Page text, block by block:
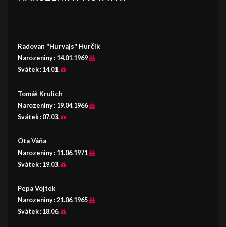
Radovan "Hurvajs" Hurčík
Narozeniny : 14.01.1969
Svátek : 14.01.
Tomáš Krulich
Narozeniny : 19.04.1966
Svátek : 07.03.
Ota Váňa
Narozeniny : 11.06.1971
Svátek : 19.03.
Pepa Vojtek
Narozeniny :21.06.1965
Svátek : 18.06.